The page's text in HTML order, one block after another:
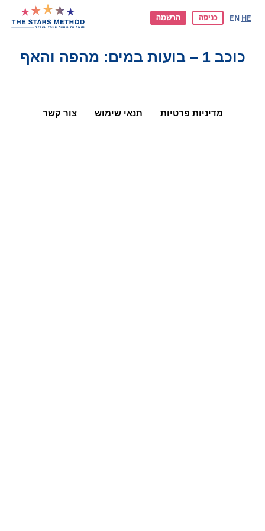
EN HE כניסה הרשמה
כוכב 1 – בועות במים: מהפה והאף
מדיניות פרטיות תנאי שימוש צור קשר